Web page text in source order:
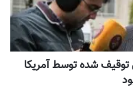
توقیف شده توسط آمریکا